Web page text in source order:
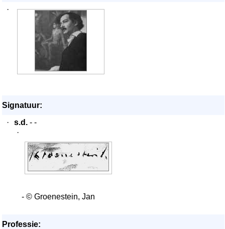
·
Signatuur:
·
s.d. - -
·
- © Groenestein, Jan
Professie: